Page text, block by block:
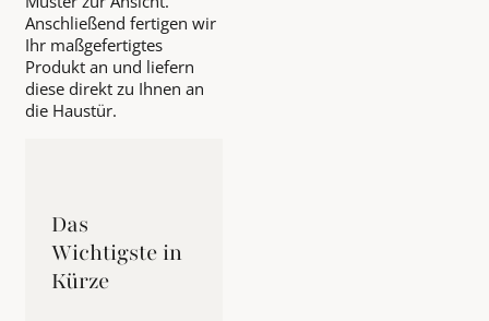
Anschließend fertigen wir
Ihr maßgefertigtes
Produkt an und liefern
diese direkt zu Ihnen an
die Haustür.
Das
Wichtigste in
Kürze